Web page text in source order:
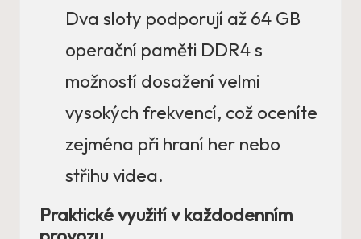
Dva sloty podporují až 64 GB
operační paměti DDR4 s
možností dosažení velmi
vysokých frekvencí, což oceníte
zejména při hraní her nebo
střihu videa.
Praktické využití v každodenním